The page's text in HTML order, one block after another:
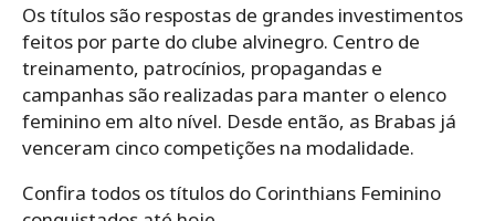
Os títulos são respostas de grandes investimentos
feitos por parte do clube alvinegro. Centro de
treinamento, patrocínios, propagandas e
campanhas são realizadas para manter o elenco
feminino em alto nível. Desde então, as Brabas já
venceram cinco competições na modalidade.
Confira todos os títulos do Corinthians Feminino